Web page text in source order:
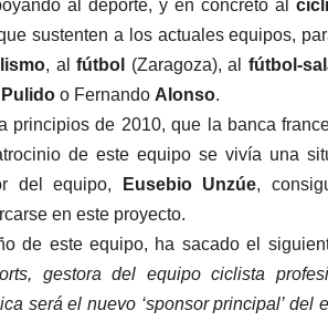
al deporte, y en concreto al
sustenten a los actuales equipos,
, alfútbol (Zaragoza), alfútbol-
Pulido o Fernando Alonso.
principios de 2010, que la banca
de este equipo se vivía una
del equipo,
Eusebio Unzúe,
en este proyecto.
de este equipo, ha sacado el
gestora del equipo ciclista
será el nuevo ‘sponsor principal’ del